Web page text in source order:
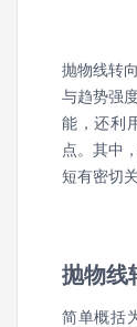
抛物线转
与趋势强
能，还利
点。其中
短有密切
抛物线
简单概括